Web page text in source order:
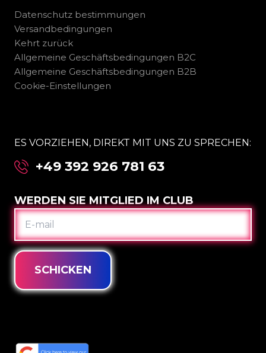
Datenschutz bestimmungen
Versandbedingungen
Kehrt zurück
Allgemeine Geschäftsbedingungen B2C
Allgemeine Geschäftsbedingungen B2B
Cookie-Einstellungen
ES VORZIEHEN, DIREKT MIT UNS ZU SPRECHEN:
+49 392 926 781 63
WERDEN SIE MITGLIED IM CLUB
E-
MAIL
SCHICKEN